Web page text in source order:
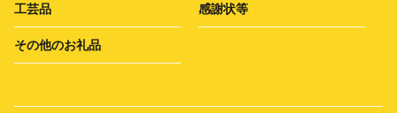
工芸品 感謝状等
その他のお礼品